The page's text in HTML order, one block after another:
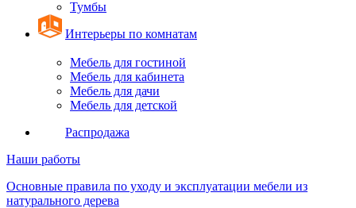
Тумбы
Интерьеры по комнатам
Мебель для гостиной
Мебель для кабинета
Мебель для дачи
Мебель для детской
Распродажа
Наши работы
Основные правила по уходу и эксплуатации мебели из
натурального дерева